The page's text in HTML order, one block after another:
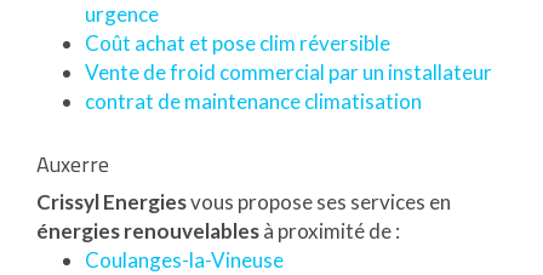
urgence
Coût achat et pose clim réversible
Vente de froid commercial par un installateur
contrat de maintenance climatisation
Auxerre
Crissyl Energiesvous propose ses services en
énergies renouvelablesà proximité de :
Coulanges-la-Vineuse